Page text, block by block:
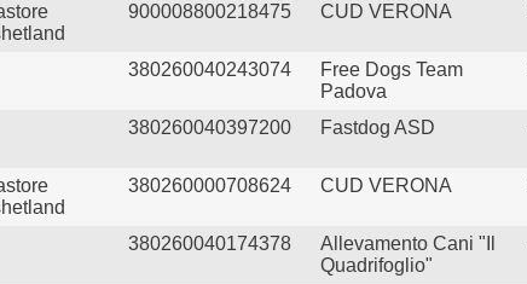
900008800218475 CUD VERONA
380260040243074
Free Dogs Team
Padova
380260040397200 Fastdog ASD
380260000708624 CUD VERONA
380260040174378
Allevamento Cani "Il
Quadrifoglio"